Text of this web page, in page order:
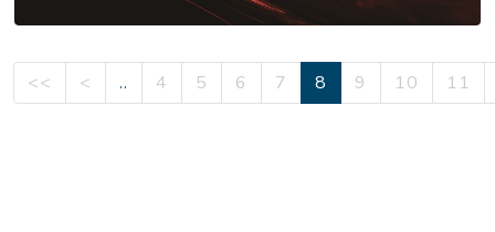
<< < .. 4 5 6 7 8 9 10 11